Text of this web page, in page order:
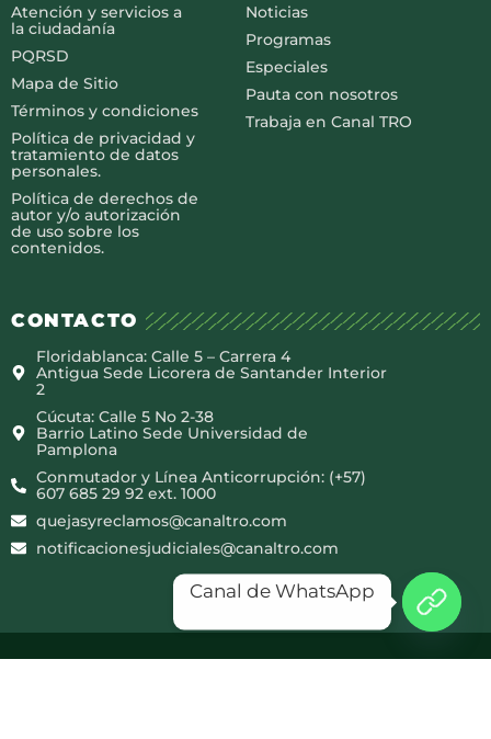
Atención y servicios a
la ciudadanía
PQRSD
Mapa de Sitio
Términos y condiciones
Política de privacidad y
tratamiento de datos
personales.
Política de derechos de
autor y/o autorización
de uso sobre los
contenidos.
Noticias
Programas
Especiales
Pauta con nosotros
Trabaja en Canal TRO
CONTACTO
Floridablanca: Calle 5 – Carrera 4
Antigua Sede Licorera de Santander Interior
2
Cúcuta: Calle 5 No 2-38
Barrio Latino Sede Universidad de
Pamplona
Conmutador y Línea Anticorrupción: (+57)
607 685 29 92 ext. 1000
quejasyreclamos@canaltro.com
notificacionesjudiciales@canaltro.com
Canal de WhatsApp